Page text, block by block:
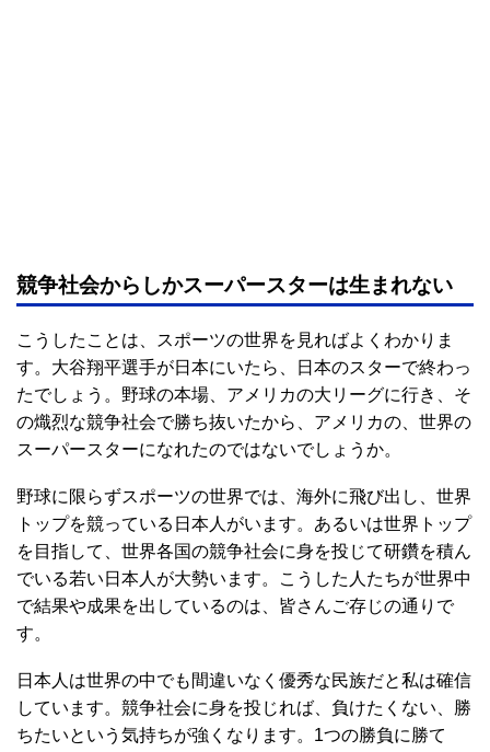
競争社会からしかスーパースターは生まれない
こうしたことは、スポーツの世界を見ればよくわかりま
す。大谷翔平選手が日本にいたら、日本のスターで終わっ
たでしょう。野球の本場、アメリカの大リーグに行き、そ
の熾烈な競争社会で勝ち抜いたから、アメリカの、世界の
スーパースターになれたのではないでしょうか。
野球に限らずスポーツの世界では、海外に飛び出し、世界
トップを競っている日本人がいます。あるいは世界トップ
を目指して、世界各国の競争社会に身を投じて研鑽を積ん
でいる若い日本人が大勢います。こうした人たちが世界中
で結果や成果を出しているのは、皆さんご存じの通りで
す。
日本人は世界の中でも間違いなく優秀な民族だと私は確信
しています。競争社会に身を投じれば、負けたくない、勝
ちたいという気持ちが強くなります。1つの勝負に勝て